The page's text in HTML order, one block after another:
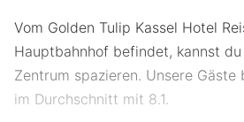
Vom Golden Tulip Kassel Hotel
Hauptbahnhof befindet, kannst
Zentrum spazieren. Unsere
im Durchschnitt mit 8.1.